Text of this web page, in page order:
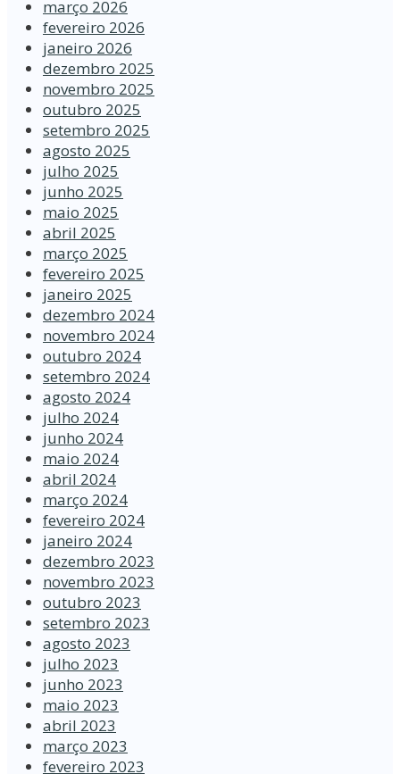
março 2026
fevereiro 2026
janeiro 2026
dezembro 2025
novembro 2025
outubro 2025
setembro 2025
agosto 2025
julho 2025
junho 2025
maio 2025
abril 2025
março 2025
fevereiro 2025
janeiro 2025
dezembro 2024
novembro 2024
outubro 2024
setembro 2024
agosto 2024
julho 2024
junho 2024
maio 2024
abril 2024
março 2024
fevereiro 2024
janeiro 2024
dezembro 2023
novembro 2023
outubro 2023
setembro 2023
agosto 2023
julho 2023
junho 2023
maio 2023
abril 2023
março 2023
fevereiro 2023